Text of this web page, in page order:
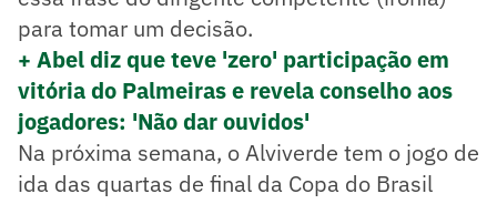
para tomar um decisão.
+ Abel diz que teve 'zero' participação em
vitória do Palmeiras e revela conselho aos
jogadores: 'Não dar ouvidos'
Na próxima semana, o Alviverde tem o jogo de
ida das quartas de final da Copa do Brasil